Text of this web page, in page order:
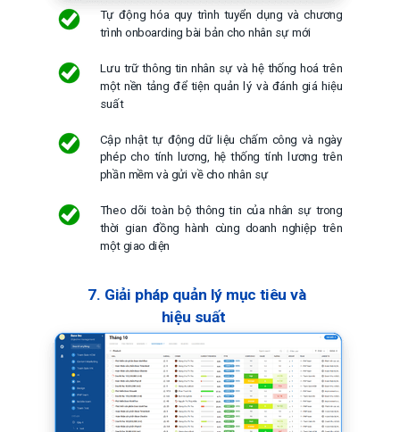
Tự động hóa quy trình tuyển dụng và chương
trình onboarding bài bản cho nhân sự mới
Lưu trữ thông tin nhân sự và hệ thống hoá trên
một nền tảng để tiện quản lý và đánh giá hiệu
suất
Cập nhật tự động dữ liệu chấm công và ngày
phép cho tính lương, hệ thống tính lương trên
phần mềm và gửi về cho nhân sự
Theo dõi toàn bộ thông tin của nhân sự trong
thời gian đồng hành cùng doanh nghiệp trên
một giao diện
7. Giải pháp quản lý mục tiêu và
hiệu suất